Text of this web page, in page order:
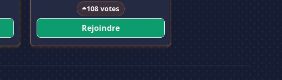
108 votes
Rejoindre